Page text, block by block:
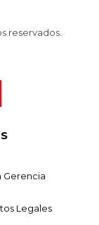
reservados.
Gerencia
Legales